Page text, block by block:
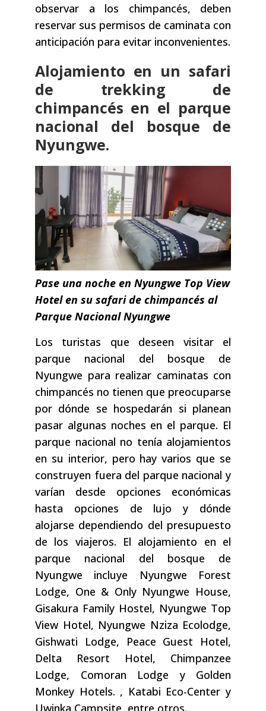
observar a los chimpancés, deben
reservar sus permisos de caminata con
anticipación para evitar inconvenientes.
Alojamiento en un safari
de trekking de
chimpancés en el parque
nacional del bosque de
Nyungwe.
Pase una noche en Nyungwe Top View
Hotel en su safari de chimpancés al
Parque Nacional Nyungwe
Los turistas que deseen visitar el
parque nacional del bosque de
Nyungwe para realizar caminatas con
chimpancés no tienen que preocuparse
por dónde se hospedarán si planean
pasar algunas noches en el parque. El
parque nacional no tenía alojamientos
en su interior, pero hay varios que se
construyen fuera del parque nacional y
varían desde opciones económicas
hasta opciones de lujo y dónde
alojarse dependiendo del presupuesto
de los viajeros. El alojamiento en el
parque nacional del bosque de
Nyungwe incluye Nyungwe Forest
Lodge, One & Only Nyungwe House,
Gisakura Family Hostel, Nyungwe Top
View Hotel, Nyungwe Nziza Ecolodge,
Gishwati Lodge, Peace Guest Hotel,
Delta Resort Hotel, Chimpanzee
Lodge, Comoran Lodge y Golden
Monkey Hotels. , Katabi Eco-Center y
Uwinka Campsite, entre otros.